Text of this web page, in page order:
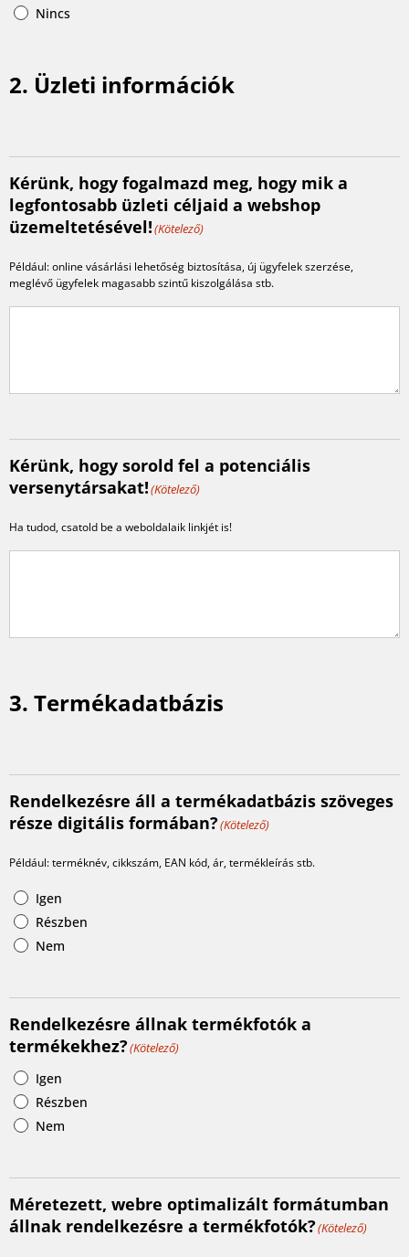
Nincs
2. Üzleti információk
Kérünk, hogy fogalmazd meg, hogy mik a
legfontosabb üzleti céljaid a webshop
üzemeltetésével!(Kötelező)
Például: online vásárlási lehetőség biztosítása, új ügyfelek szerzése,
meglévő ügyfelek magasabb szintű kiszolgálása stb.
Kérünk, hogy sorold fel a potenciális
versenytársakat!(Kötelező)
Ha tudod, csatold be a weboldalaik linkjét is!
3. Termékadatbázis
Rendelkezésre áll a termékadatbázis szöveges
része digitális formában?(Kötelező)
Például: terméknév, cikkszám, EAN kód, ár, termékleírás stb.
Igen
Részben
Nem
Rendelkezésre állnak termékfotók a
termékekhez?(Kötelező)
Igen
Részben
Nem
Méretezett, webre optimalizált formátumban
állnak rendelkezésre a termékfotók?(Kötelező)